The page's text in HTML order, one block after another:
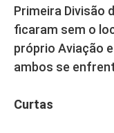
Primeira Divisão
ficaram sem o
próprio Aviação
ambos se
Curtas